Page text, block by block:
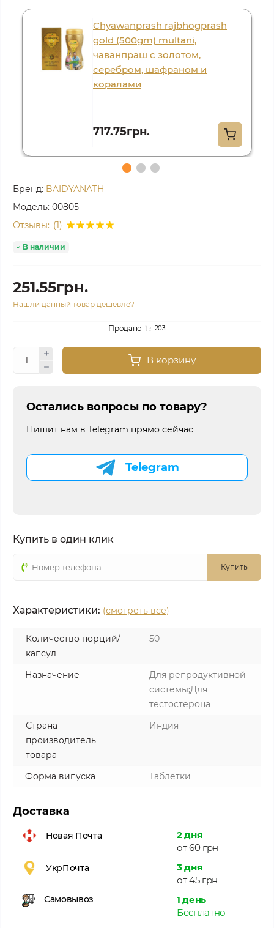
Chyawanprash rajbhogprash
gold (500gm) multani,
чаванпраш с золотом,
серебром, шафраном и
коралами
717.75грн.
Бренд: BAIDYANATH
Модель: 00805
Отзывы: (1)
В наличии
251.55грн.
Нашли данный товар дешевле?
Продано 203
В корзину
Остались вопросы по товару?
Пишит нам в Telegram прямо сейчас
Telegram
Купить в один клик
Купить
Характеристики: (смотреть все)
Количество порций/
капсул
50
Назначение
Для репродуктивной
системы;Для
тестостерона
Страна-
производитель
товара
Индия
Форма випуска Таблетки
Доставка
Новая Почта
2 дня
от 60 грн
УкрПочта
3 дня
от 45 грн
Самовывоз
1 день
Бесплатно